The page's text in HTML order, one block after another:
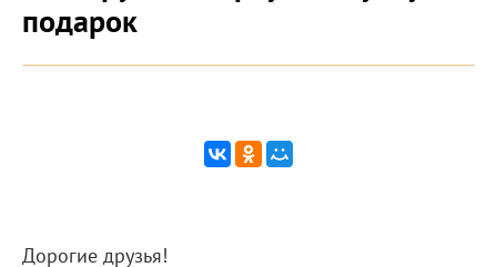
подарок
Дорогие друзья!